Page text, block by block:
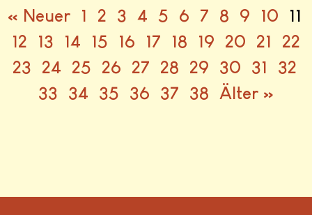
« Neuer 1 2 3 4 5 6 7 8 9 10
11
12
13 14 15 16 17 18 19 20 21
22
23
24 25 26 27 28 29 30 31
32
33
34 35 36 37 38 Älter »